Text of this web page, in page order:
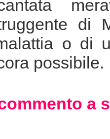
di
o di
possibile.
a